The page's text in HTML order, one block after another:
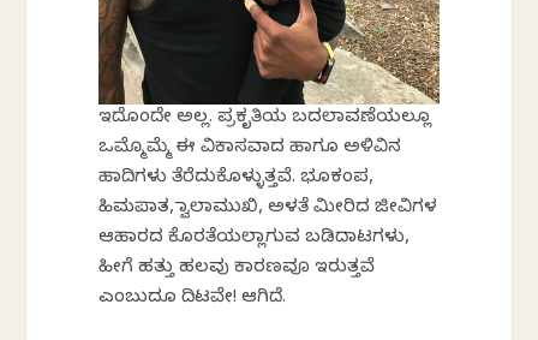
ಇದೊಂದೇ ಅಲ್ಲ. ಪ್ರಕೃತಿಯ ಬದಲಾವಣೆಯಲ್ಲೂ
ಒಮ್ಮೊಮ್ಮೆ ಈ ವಿಕಾಸವಾದ ಹಾಗೂ ಅಳಿವಿನ
ಹಾದಿಗಳು ತೆರೆದುಕೊಳ್ಳುತ್ತವೆ. ಭೂಕಂಪ,
ಹಿಮಪಾತ, ಜ್ವಾಲಾಮುಖಿ, ಅಳತೆ ಮೀರಿದ ಜೀವಿಗಳ
ಆಹಾರದ ಕೊರತೆಯಲ್ಲಾಗುವ ಬಡಿದಾಟಗಳು,
ಹೀಗೆ ಹತ್ತು ಹಲವು ಕಾರಣವೂ ಇರುತ್ತವೆ
ಎಂಬುದೂ ದಿಟವೇ! ಆಗಿದೆ.